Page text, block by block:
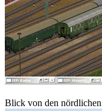
Blick von den